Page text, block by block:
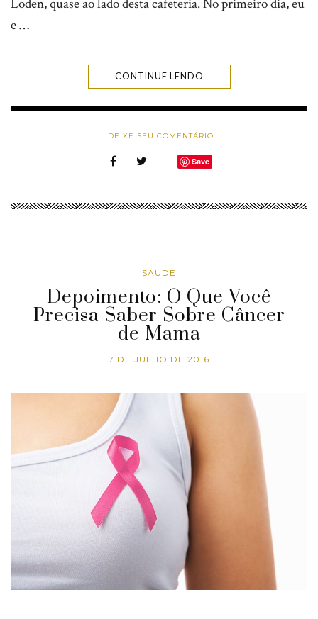
Loden, quase ao lado desta cafeteria. No primeiro dia, eu
e …
CONTINUE LENDO
DEIXE SEU COMENTÁRIO
Save
SAÚDE
Depoimento: O Que Você
Precisa Saber Sobre Câncer
de Mama
7 DE JULHO DE 2016